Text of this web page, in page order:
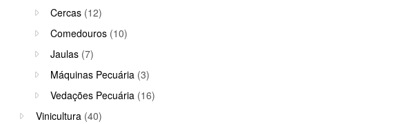
Cercas (12)
Comedouros (10)
Jaulas (7)
Máquinas Pecuária (3)
Vedações Pecuária (16)
Vinicultura (40)